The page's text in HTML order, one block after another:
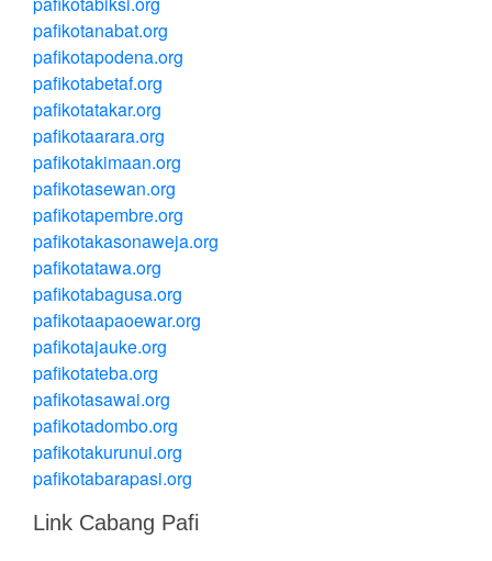
pafikotanabat.org
pafikotapodena.org
pafikotabetaf.org
pafikotatakar.org
pafikotaarara.org
pafikotakimaan.org
pafikotasewan.org
pafikotapembre.org
pafikotakasonaweja.org
pafikotatawa.org
pafikotabagusa.org
pafikotaapaoewar.org
pafikotajauke.org
pafikotateba.org
pafikotasawai.org
pafikotadombo.org
pafikotakurunui.org
pafikotabarapasi.org
Link Cabang Pafi